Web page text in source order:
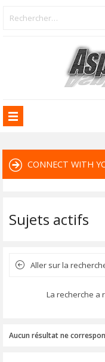
CONNECT WITH
Sujets actifs
Aller sur la
La recherche a
Aucun résultat ne